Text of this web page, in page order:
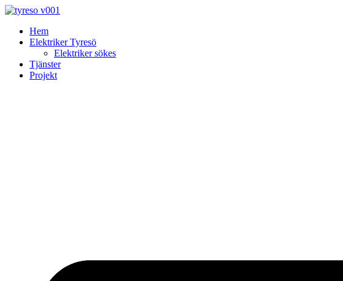
Skip
contentHem
Elektriker Tyresö
Elektriker sökes
Tjänster
Projekt